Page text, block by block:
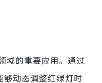
域的重要应用。通过
动态调整红绿灯时